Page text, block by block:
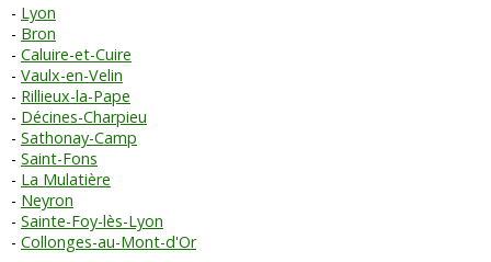
Lyon
Bron
Caluire-et-Cuire
Vaulx-en-Velin
Rillieux-la-Pape
Décines-Charpieu
Sathonay-Camp
Saint-Fons
La Mulatière
Neyron
Sainte-Foy-lès-Lyon
Collonges-au-Mont-d'Or